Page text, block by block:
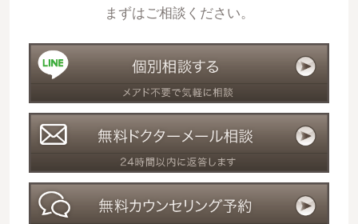
まずはご相談ください。